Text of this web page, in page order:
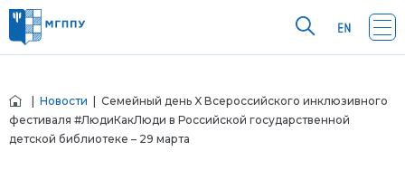
Новости | Семейный день X Всероссийского инклюзивного
фестиваля #ЛюдиКакЛюди в Российской государственной
детской библиотеке – 29 марта